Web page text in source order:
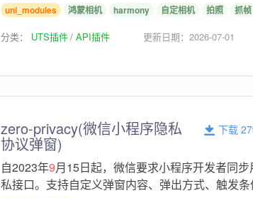
uni_modules 鸿蒙相机 harmony 自定相机 拍照 抓帧
分类： UTS插件 API插件 更新日期：2026-07-01
zero-privacy(微信小程序隐私
协议弹窗)
下载
自2023年9月15日起，微信要求小程序开发者同
私接口。支持自定义弹窗内容、弹出方式、触发